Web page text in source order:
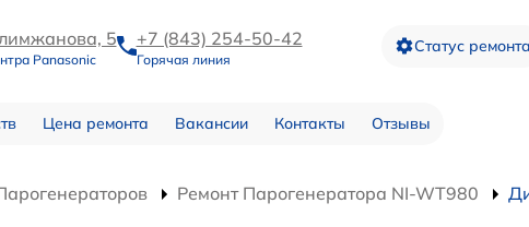
5
Panasonic
+7 (843) 254-50-42
Горячая линия
Статус ремонта
Цена ремонта Вакансии Контакты Отзывы
Ремонт Парогенератора NI-WT980